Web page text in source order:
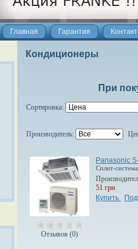
Главная Гарантия
Кондиционеры
При
Сортировка:
Производитель:
Отзывов (0)
Panasonic
Сплит-
51 грн
Купить